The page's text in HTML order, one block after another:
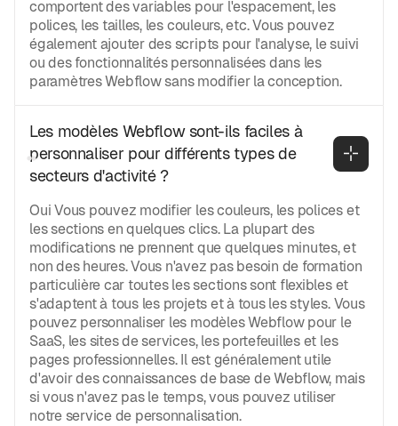
comportent des variables pour l'espacement, les
polices, les tailles, les couleurs, etc. Vous pouvez
également ajouter des scripts pour l'analyse, le suivi
ou des fonctionnalités personnalisées dans les
paramètres Webflow sans modifier la conception.
Les modèles Webflow sont-ils faciles à
personnaliser pour différents types de
secteurs d'activité ?
Oui Vous pouvez modifier les couleurs, les polices et
les sections en quelques clics. La plupart des
modifications ne prennent que quelques minutes, et
non des heures. Vous n'avez pas besoin de formation
particulière car toutes les sections sont flexibles et
s'adaptent à tous les projets et à tous les styles. Vous
pouvez personnaliser les modèles Webflow pour le
SaaS, les sites de services, les portefeuilles et les
pages professionnelles. Il est généralement utile
d'avoir des connaissances de base de Webflow, mais
si vous n'avez pas le temps, vous pouvez utiliser
notre service de personnalisation.